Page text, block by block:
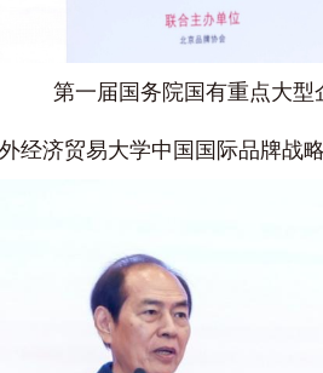
第一届国务院国有重点大型
经济贸易大学中国国际品牌战